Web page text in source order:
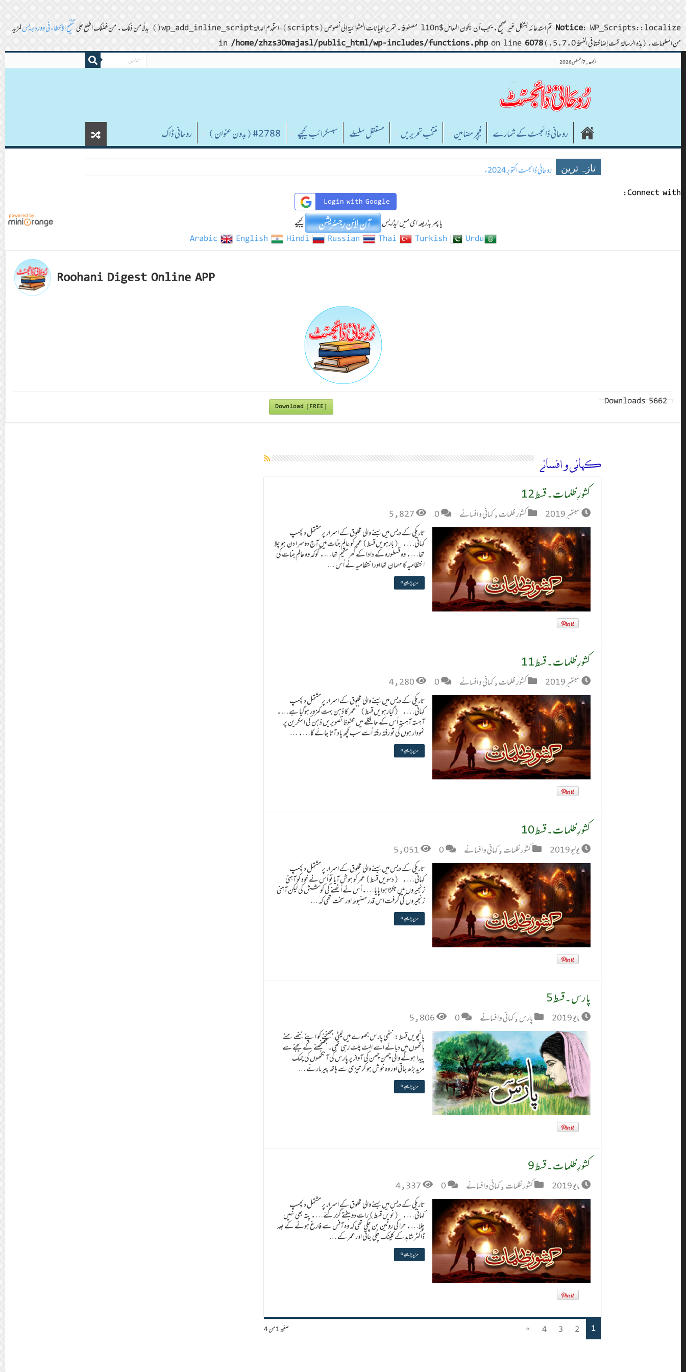
Notice: WP_Scripts::localize تمّ استدعائه بشكل غير صحيح. يجب أن يكون المعامل $l10n مصفوفة. لتمرير البيانات العشوائية إلى نصوص (scripts)، استخدم الدالة wp_add_inline_script() بدلًا من ذلك. من فضلك اطلع على تنقيح الأخطاء في ووردبريسلمزيد
من المعلومات. (هذه الرسالة تمّت إضافتها في النسخة 5.7.0.) in
/home/zhzs30majasl/public_html/wp-includes/functions.phpon line 6078
الجمعة , 7 أغسطس 2026
روحانی ڈائجسٹ کے شمارے فیچر مضامین منتخب تحریریں مستقل سلسلے سبسکرائب کیجیے #2788 (بدون عنوان) روحانی ڈاک
تازہ ترین
روحانی ڈائجسٹ اکتوبر 2024ء
Connect with:
Login with Google
یا پھر بذریعہ ای میل ایڈریس
کیجیے
Arabic
English Hindi Russian Thai Turkish Urdu
Roohani Digest Online APP
Download [FREE] 5662
Downloads
کہانی و افسانے
کشورِ ظلمات ۔ قسط 12
سبتمبر 2019 کشورِ ظلمات,کہانی و افسانے 0
5,827
تاریکی کے دیس میں بسنے والی مخلوق کے اسرار پر مشتمل دلچسپ
کہانی…. (بارہویں قسط) عمر کو عالمِ جنات میں آج دوسرا دن ہو چلا
تھا…. وہ قسطورہ کے دادا کے گھر مقیم تھا…. گوکہ وہ عالمِ جنات کی
انتظامیہ کا مہمان تھا اور انتظامیہ نے اُس …
مزید پڑھیے »
کشورِ ظلمات ۔ قسط 11
سبتمبر 2019 کشورِ ظلمات,کہانی و افسانے 0
4,280
تاریکی کے دیس میں بسنے والی مخلوق کے اسرار پر مشتمل دلچسپ
کہانی…. (گیارہویں قسط) ’’عمر کا ذہن بہت کمزور ہوگیا ہے….
آہستہ آہستہ اُس کے حافظے میں محفوظ تصویریں ذہن کی اسکرین پر
نمودار ہوں گی تو رفتہ رفتہ اُسے سب کچھ یاد آتا جائے گا…. …
مزید پڑھیے »
کشورِ ظلمات ۔ قسط 10
يوليو 2019 کشورِ ظلمات,کہانی و افسانے 0
5,051
تاریکی کے دیس میں بسنے والی مخلوق کے اسرار پر مشتمل دلچسپ
کہانی…. (دسویں قسط) عمر کو ہوش آیا تو اُس نے خود کو آہنی
زنجیروں میں جکڑا ہوا پایا….اُس نے اُٹھنے کی کوشش کی لیکن آہنی
زنجیروں کی گرفت اس قدر مضبوط اور سخت تھی کہ …
مزید پڑھیے »
پارس ۔ قسط 5
مايو 2019 پارس,کہانی و افسانے 0
5,806
پانچویں قسط : ننھی پارس جھولے میں لیٹی جھنجنے کو اپنے ننھے منے
ہاتھوں میں دبائے اسے الٹ پلٹ رہی تھی۔جھنجھنے کے بجنے سے
پیدا ہونے والی چھن چھن کی آواز پر پارس کی آنکھوں کی چمک
مزیدبڑھ جاتی اور وہ خوش ہو کر تیزی سے ہاتھ پیر مارنے …
مزید پڑھیے »
کشورِ ظلمات ۔ قسط 9
مايو 2019 کشورِ ظلمات,کہانی و افسانے 0
4,337
تاریکی کے دیس میں بسنے والی مخلوق کے اسرار پر مشتمل دلچسپ
کہانی…. (نویں قسط) رات دو ہفتے گزر گئے…. پتہ بھی نہیں
چلا…. حرا کی روٹین بن چکی تھی کہ وہ آفس سے فارغ ہونے کے بعد
ڈاکٹر شاہد کے کلینک چلی جاتی اور عمر کے …
مزید پڑھیے »
صفحة 1 من 4 1
2
3
4
»